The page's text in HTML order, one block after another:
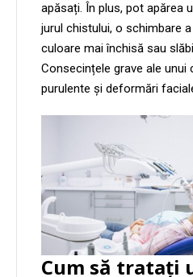
apăsați. În plus, pot apărea
jurul chistului, o schimbare
culoare mai închisă sau
Consecințele grave ale unui
purulente și deformări
Cum să tratați